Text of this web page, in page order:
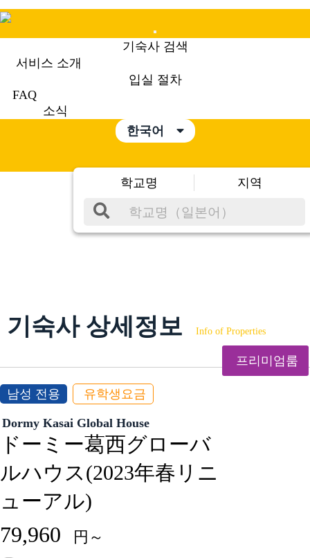
Mobile
Menu
기숙사 검색
서비스 소개
입실 절차
FAQ
소식
한국어
학교명 지역
기숙사 상세정보 Info of Properties
프리미엄룸
남성 전용 유학생요금
Dormy Kasai Global House
ドーミー葛西グローバ
ルハウス(2023年春リニ
ューアル)
79,960 円～